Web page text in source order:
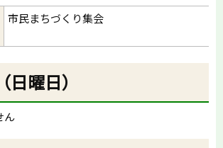
市民まちづくり集会
曜日）
ん